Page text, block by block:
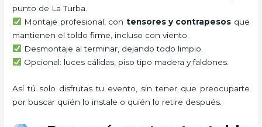
punto de La Turba.
Montaje profesional, con tensores y contrapesos que
mantienen el toldo firme, incluso con viento.
Desmontaje al terminar, dejando todo limpio.
Opcional: luces cálidas, piso tipo madera y faldones.
Así tú solo disfrutas tu evento, sin tener que preocuparte
por buscar quién lo instale o quién lo retire después.